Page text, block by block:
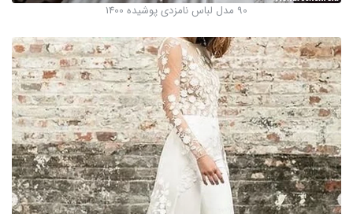
90 مدل لباس نامزدی پوشیده 1400